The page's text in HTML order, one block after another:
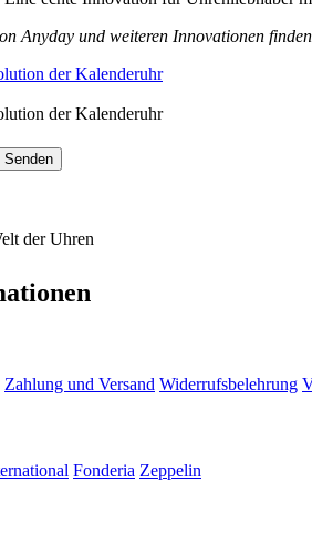
Anyday und weiteren Innovationen
Zahlung und Versand Widerrufsbelehrung
Fonderia Zeppelin